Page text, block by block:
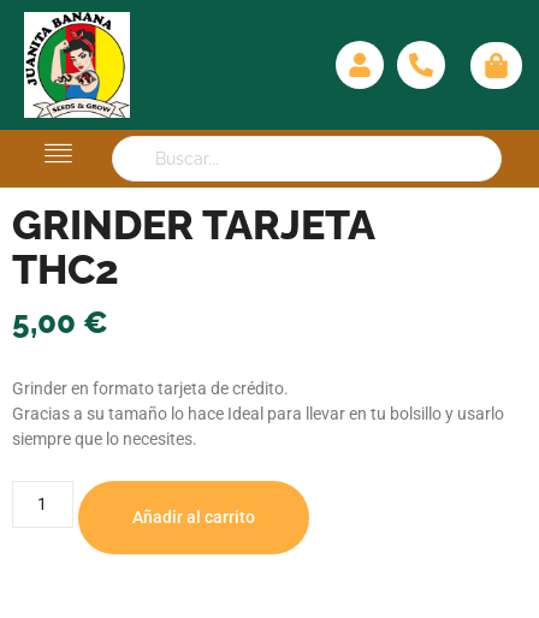
GRINDER TARJETA
THC2
5,00 €
Grinder en formato tarjeta de crédito.
Gracias a su tamaño lo hace Ideal para llevar en tu bolsillo y usarlo
siempre que lo necesites.
Añadir al carrito